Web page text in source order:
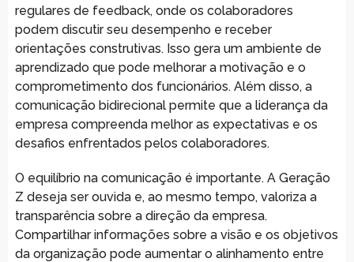
regulares de feedback, onde os colaboradores
podem discutir seu desempenho e receber
orientações construtivas. Isso gera um ambiente de
aprendizado que pode melhorar a motivação e o
comprometimento dos funcionários. Além disso, a
comunicação bidirecional permite que a liderança da
empresa compreenda melhor as expectativas e os
desafios enfrentados pelos colaboradores.
O equilíbrio na comunicação é importante. A Geração
Z deseja ser ouvida e, ao mesmo tempo, valoriza a
transparência sobre a direção da empresa.
Compartilhar informações sobre a visão e os objetivos
da organização pode aumentar o alinhamento entre